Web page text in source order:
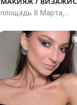
площадь 8 Марта,